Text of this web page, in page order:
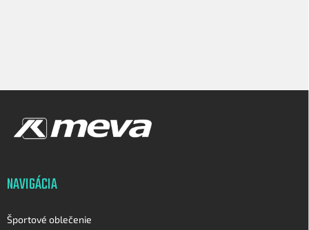
Z
NAVIGÁCIA
Športové oblečenie